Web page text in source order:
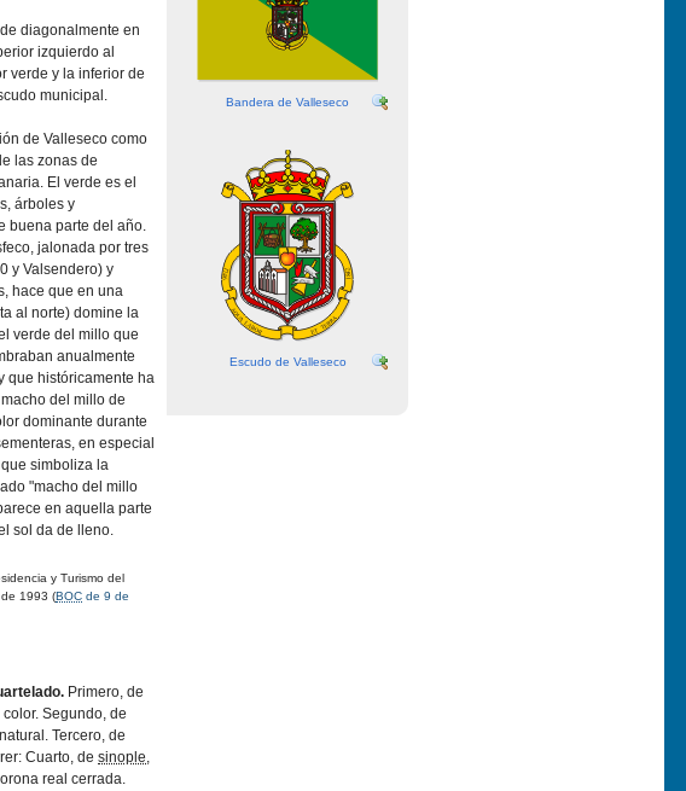
diagonalmente en
izquierdo al
verde y la inferior de
municipal.
de Valleseco como
las zonas de
El verde es el
árboles y
buena parte del año.
jalonada por tres
y Valsendero) y
hace que en una
al norte) domine la
verde del millo que
anualmente
que históricamente ha
del millo de
dominante durante
en especial
simboliza la
"macho del millo
en aquella parte
sol da de lleno.
y Turismo del
1993 (BOC de 9 de
Primero, de
Segundo, de
Tercero, de
Cuarto, de sinople,
real cerrada.
Bandera de Valleseco
Escudo de Valleseco